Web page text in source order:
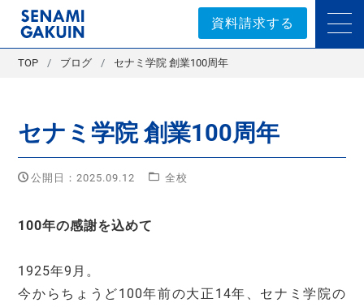
セナミ学院｜学習塾
資料請求する
TOP ブログ セナミ学院 創業100周年
セナミ学院 創業100周年
公開日：2025.09.12 全校
100年の感謝を込めて
1925年9月。
今からちょうど100年前の大正14年、セナミ学院の